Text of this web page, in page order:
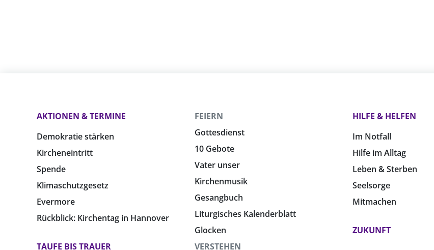
AKTIONEN & TERMINE
Demokratie stärken
Kircheneintritt
Spende
Klimaschutzgesetz
Evermore
Rückblick: Kirchentag in Hannover
TAUFE BIS TRAUER
FEIERN
Gottesdienst
10 Gebote
Vater unser
Kirchenmusik
Gesangbuch
Liturgisches Kalenderblatt
Glocken
VERSTEHEN
HILFE & HELFEN
Im Notfall
Hilfe im Alltag
Leben & Sterben
Seelsorge
Mitmachen
ZUKUNFT